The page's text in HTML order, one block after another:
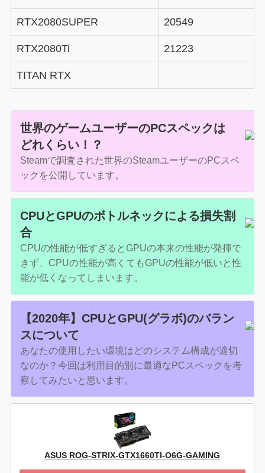
RTX2080SUPER 20549
RTX2080Ti 21223
TITAN RTX
世界のゲームユーザーのPCスペックは
どれくらい！？
Steamで調査された世界のSteamユーザーのPCスペ
ックを公開しています。
CPUとGPUのボトルネックによる損失割
合
CPUの性能が低すぎるとGPUの本来の性能が発揮で
きず、CPUの性能が高くてもGPUの性能が低いと性
能が低くなってしまいます。
【2020年】CPUとGPU(グラボ)のバラン
スについて
あなたの使用したい環境はどのシステム構成が適切
なのか？今回は利用目的別に最適なPCスペックを考
察してみたいと思います。
ASUS ROG-STRIX-GTX1660TI-O6G-GAMING